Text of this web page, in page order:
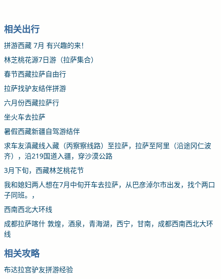
相关出行
拼游西藏 7月 有兴趣的来！
林芝桃花源7日游（拉萨集合）
春节西藏拉萨自由行
拉萨找驴友结伴拼游
六月份西藏拉萨行
坐火车去拉萨
暑假西藏新疆自驾游结伴
求车友滇藏线入藏（丙察察线路）至拉萨，拉萨至阿里（沿途冈仁波
齐），沿219国道入疆，穿沙漠公路
3月下旬，西藏林芝桃花节
我和媳妇两人想在7月中旬开车去拉萨，从巴彦淖尔市出发，找个两口
子同班。，
西南西北大环线
成都拉萨喀什 敦煌，酒泉，青海湖，西宁，甘南，成都西南西北大环
线
相关攻略
布达拉宫驴友拼游经验